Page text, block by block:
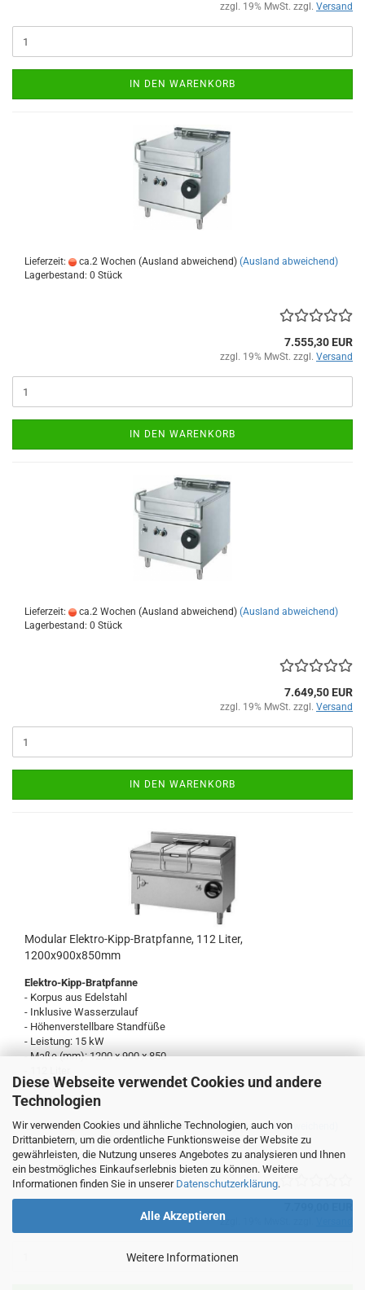
Diese Webseite verwendet Cookies und andere
Technologien
Wir verwenden Cookies und ähnliche Technologien, auch von
Drittanbietern, um die ordentliche Funktionsweise der Website zu
gewährleisten, die Nutzung unseres Angebotes zu analysieren und Ihnen
ein bestmögliches Einkaufserlebnis bieten zu können. Weitere
Informationen finden Sie in unserer Datenschutzerklärung.
Alle Akzeptieren
Weitere Informationen
zzgl. 19% MwSt. zzgl. Versand
IN DEN WARENKORB
Lieferzeit: ca.2 Wochen (Ausland abweichend) (Ausland abweichend)
Lagerbestand: 0 Stück
7.555,30 EUR
zzgl. 19% MwSt. zzgl. Versand
IN DEN WARENKORB
Lieferzeit: ca.2 Wochen (Ausland abweichend) (Ausland abweichend)
Lagerbestand: 0 Stück
7.649,50 EUR
zzgl. 19% MwSt. zzgl. Versand
IN DEN WARENKORB
Modular Elektro-Kipp-Bratpfanne, 112 Liter,
1200x900x850mm
Elektro-Kipp-Bratpfanne
- Korpus aus Edelstahl
- Inklusive Wasserzulauf
- Höhenverstellbare Standfüße
- Leistung: 15 kW
- Maße (mm): 1200 x 900 x 850
- 400 V
- 204 Kg
Lieferzeit: ca.2 Wochen (Ausland abweichend) (Ausland abweichend)
Lagerbestand: 0 Stück
zzgl. 19% MwSt. zzgl.